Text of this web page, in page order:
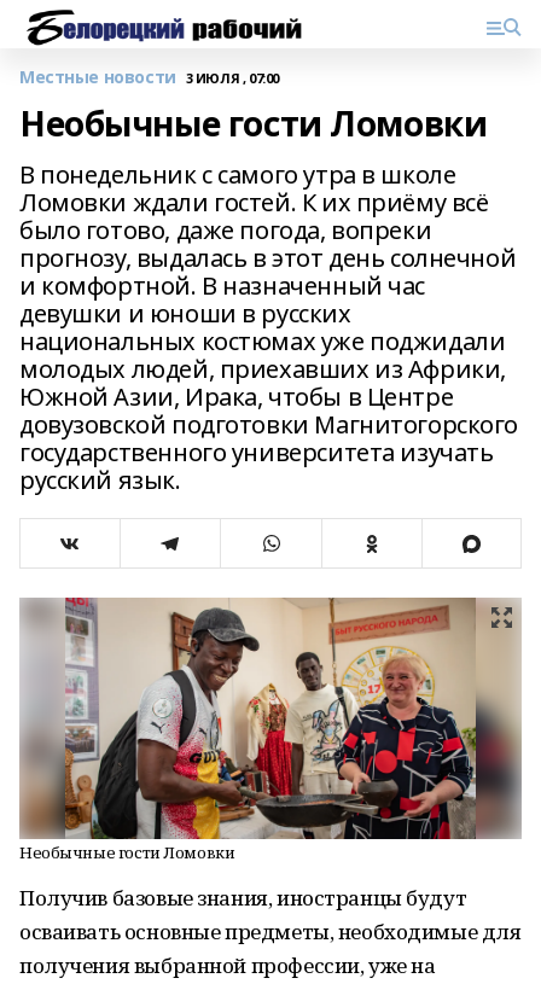
Местные новости 3 ИЮЛЯ , 07:00
Необычные гости Ломовки
В понедельник с самого утра в школе
Ломовки ждали гостей. К их приёму всё
было готово, даже погода, вопреки
прогнозу, выдалась в этот день солнечной
и комфортной. В назначенный час
девушки и юноши в русских
национальных костюмах уже поджидали
молодых людей, приехавших из Африки,
Южной Азии, Ирака, чтобы в Центре
довузовской подготовки Магнитогорского
государственного университета изучать
русский язык.
Необычные гости Ломовки
Получив базовые знания, иностранцы будут
осваивать основные предметы, необходимые для
получения выбранной профессии, уже на